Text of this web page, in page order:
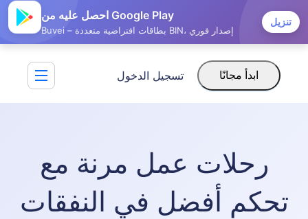
احصل عليه من Google Play
Buvei – بطاقات افتراضية متعددة BIN، إصدار فوري
تنزيل
تسجيل الدخول ابدأ مجانًا
رحلات عمل مرنة مع
تحكم أفضل في النفقات